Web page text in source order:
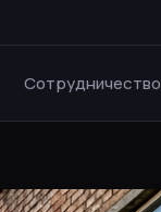
Сотрудничество